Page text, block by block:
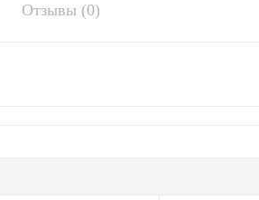
Отзывы (0)